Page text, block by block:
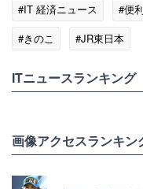
#IT 経済ニュース #便利
#きのこ
#JR東日本
ITニュースランキング
画像アクセスランキン